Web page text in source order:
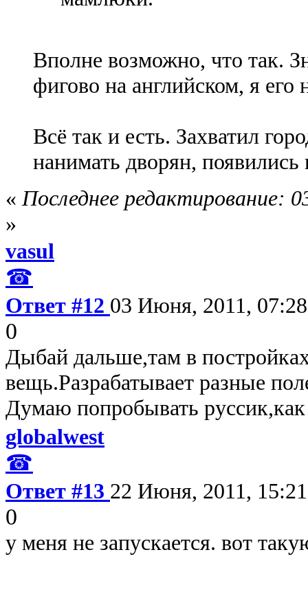
Вполне возможно, что так.
фигово на английском, я
Всё так и есть. Захватил
нанимать дворян,
« Последнее редактирование:
»
vasul
☎
Ответ #12 03 Июня, 2011, 07:28
0
Дыбай дальше,там в
вещь.Разрабатывает разные
Думаю попробывать
globalwest
☎
Ответ #13 22 Июня, 2011, 15:21
0
у меня не запускается. вот